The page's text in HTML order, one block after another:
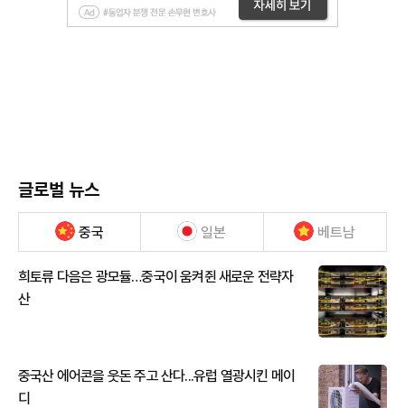
글로벌 뉴스
중국 일본 베트남
희토류 다음은 광모듈…중국이 움켜쥔 새로운 전략자
산
중국산 에어콘을 웃돈 주고 산다...유럽 열광시킨 메이
디